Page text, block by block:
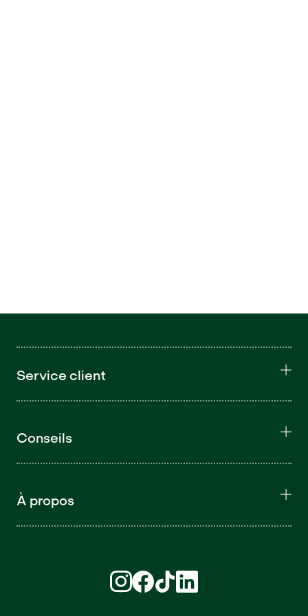
Service client
Conseils
À propos
Retrouvez nous sur Instagram (S'ouvre
Retrouvez nous sur Facebook
Retrouvez nous sur TikTok
Retrouvez nous sur